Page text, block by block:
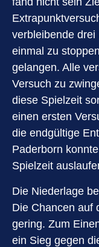
verbleibende
einmal zu
gelangen. Alle
Versuch zu
diese Spielzeit
einen ersten
die endgültige
Paderborn
Spielzeit
Die Niederlage
Die Chancen auf
gering. Zum
ein Sieg gegen